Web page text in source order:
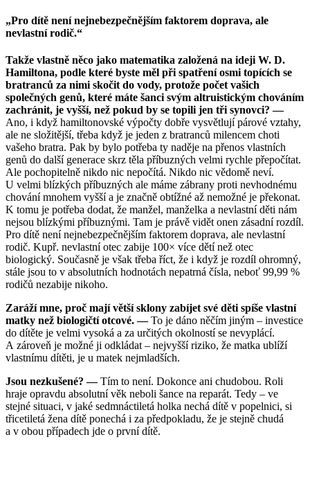
„Pro dítě není nejnebezpečnějším faktorem doprava, ale
nevlastní rodič.“
Takže vlastně něco jako matematika založená na ideji W. D.
Hamiltona, podle které byste měl při spatření osmi topících se
bratranců za nimi skočit do vody, protože počet vašich
společných genů, které máte šanci svým altruistickým chováním
zachránit, je vyšší, než pokud by se topili jen tři synovci? —
Ano, i když hamiltonovské výpočty dobře vysvětlují párové vztahy,
ale ne složitější, třeba když je jeden z bratranců milencem choti
vašeho bratra. Pak by bylo potřeba ty naděje na přenos vlastních
genů do další generace skrz těla příbuzných velmi rychle přepočítat.
Ale pochopitelně nikdo nic nepočítá. Nikdo nic vědomě neví.
U velmi blízkých příbuzných ale máme zábrany proti nevhodnému
chování mnohem vyšší a je značně obtížné až nemožné je překonat.
K tomu je potřeba dodat, že manžel, manželka a nevlastní děti nám
nejsou blízkými příbuznými. Tam je právě vidět onen zásadní rozdíl.
Pro dítě není nejnebezpečnějším faktorem doprava, ale nevlastní
rodič. Kupř. nevlastní otec zabije 100× více dětí než otec
biologický. Současně je však třeba říct, že i když je rozdíl ohromný,
stále jsou to v absolutních hodnotách nepatrná čísla, neboť 99,99 %
rodičů nezabije nikoho.
Zaráží mne, proč mají větší sklony zabíjet své děti spíše vlastní
matky než biologičtí otcové. —To je dáno něčím jiným – investice
do dítěte je velmi vysoká a za určitých okolností se nevyplácí.
A zároveň je možné ji odkládat – nejvyšší riziko, že matka ublíží
vlastnímu dítěti, je u matek nejmladších.
Jsou nezkušené? —Tím to není. Dokonce ani chudobou. Roli
hraje opravdu absolutní věk neboli šance na reparát. Tedy – ve
stejné situaci, v jaké sedmnáctiletá holka nechá dítě v popelnici, si
třicetiletá žena dítě ponechá i za předpokladu, že je stejně chudá
a v obou případech jde o první dítě.